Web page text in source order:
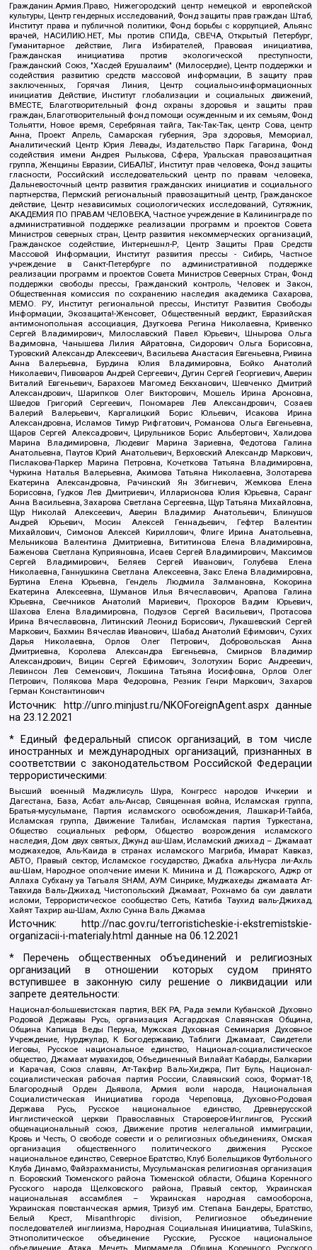
Гражданин.Армия.Право, Нижегородский центр немецкой и европейской
культуры, Центр гендерных исследований, Фонд защиты прав граждан Штаб,
Институт права и публичной политики, Фонд борьбы с коррупцией, Альянс
врачей, НАСИЛИЮ.НЕТ, Мы против СПИДа, СВЕЧА, Открытый Петербург,
Гуманитарное действие, Лига Избирателей, Правовая инициатива,
Гражданская инициатива против экологической преступности,
Гражданский Союз, "Хасдей Ерушалаим" (Милосердие), Центр поддержки и
содействия развитию средств массовой информации, В защиту прав
заключенных, Горячая Линия, Центр социально-информационных
инициатив Действие, Институт глобализации и социальных движений,
ВМЕСТЕ, Благотворительный фонд охраны здоровья и защиты прав
граждан, Благотворительный фонд помощи осужденным и их семьям, Фонд
Тольятти, Новое время, Серебряная тайга, Так-Так-Так, центр Сова, центр
Анна, Проект Апрель, Самарская губерния, Эра здоровья, Мемориал,
Аналитический Центр Юрия Левады, Издательство Парк Гагарина, Фонд
содействия имени Андрея Рылькова, Сфера, Уральская правозащитная
группа, Женщины Евразии, СИБАЛЬТ, Институт прав человека, Фонд защиты
гласности, Российский исследовательский центр по правам человека,
Дальневосточный центр развития гражданских инициатив и социального
партнерства, Пермский региональный правозащитный центр, Гражданское
действие, Центр независимых социологических исследований, Сутяжник,
АКАДЕМИЯ ПО ПРАВАМ ЧЕЛОВЕКА, Частное учреждение в Калининграде по
административной поддержке реализации программ и проектов Совета
Министров северных стран, Центр развития некоммерческих организаций,
Гражданское содействие, Интернешнл-Р, Центр Защиты Прав Средств
Массовой Информации, Институт развития прессы - Сибирь, Частное
учреждение в Санкт-Петербурге по административной поддержке
реализации программ и проектов Совета Министров Северных Стран, Фонд
поддержки свободы прессы, Гражданский контроль, Человек и Закон,
Общественная комиссия по сохранению наследия академика Сахарова,
МЕМО. РУ, Институт региональной прессы, Институт Развития Свободы
Информации, Экозащита!-Женсовет, Общественный вердикт, Евразийская
антимонопольная ассоциация, Дзугкоева Регина Николаевна, Кривенко
Сергей Владимирович, Милославский Павел Юрьевич, Шнырова Ольга
Вадимовна, Чанышева Лилия Айратовна, Сидорович Ольга Борисовна,
Туровский Александр Алексеевич, Васильева Анастасия Евгеньевна, Ривина
Анна Валерьевна, Бурдина Юлия Владимировна, Бойко Анатолий
Николаевич, Пивоваров Андрей Сергеевич, Дугин Сергей Георгиевич, Аверин
Виталий Евгеньевич, Барахоев Магомед Бекханович, Шевченко Дмитрий
Александрович, Шарипков Олег Викторович, Мошель Ирина Ароновна,
Шведов Григорий Сергеевич, Пономарев Лев Александрович, Созаев
Валерий Валерьевич, Каргалицкий Борис Юльевич, Исакова Ирина
Александровна, Исламов Тимур Рифгатович, Романова Ольга Евгеньевна,
Щаров Сергей Алексадрович, Цирульников Борис Альбертович, Халидова
Марина Владимировна, Людевиг Марина Зариевна, Федотова Галина
Анатольевна, Паутов Юрий Анатольевич, Верховский Александр Маркович,
Пислакова-Паркер Марина Петровна, Кочеткова Татьяна Владимировна,
Чуркина Наталья Валерьевна, Акимова Татьяна Николаевна, Золотарева
Екатерина Александровна, Рачинский Ян Збигневич, Жемкова Елена
Борисовна, Гудков Лев Дмитриевич, Илларионова Юлия Юрьевна, Саранг
Анна Васильевна, Захарова Светлана Сергеевна, Щур Татьяна Михайловна,
Щур Николай Алексеевич, Аверин Владимир Анатольевич, Блинушов
Андрей Юрьевич, Мосин Алексей Геннадьевич, Гефтер Валентин
Михайлович, Симонов Алексей Кириллович, Флиге Ирина Анатольевна,
Мельникова Валентина Дмитриевна, Вититинова Елена Владимировна,
Баженова Светлана Куприяновна, Исаев Сергей Владимирович, Максимов
Сергей Владимирович, Беляев Сергей Иванович, Голубева Елена
Николаевна, Ганнушкина Светлана Алексеевна, Закс Елена Владимировна,
Буртина Елена Юрьевна, Гендель Людмила Залмановна, Кокорина
Екатерина Алексеевна, Шуманов Илья Вячеславович, Арапова Галина
Юрьевна, Свечников Анатолий Мариевич, Прохоров Вадим Юрьевич,
Шахова Елена Владимировна, Подузов Сергей Васильевич, Протасова
Ирина Вячеславовна, Литинский Леонид Борисович, Лукашевский Сергей
Маркович, Бахмин Вячеслав Иванович, Шабад Анатолий Ефимович, Сухих
Дарья Николаевна, Орлов Олег Петрович, Добровольская Анна
Дмитриевна, Королева Александра Евгеньевна, Смирнов Владимир
Александрович, Вицин Сергей Ефимович, Золотухин Борис Андреевич,
Левинсон Лев Семенович, Локшина Татьяна Иосифовна, Орлов Олег
Петрович, Полякова Мара Федоровна, Резник Генри Маркович, Захаров
Герман Константинович
Источник: http://unro.minjust.ru/NKOForeignAgent.aspxданные
на23.12.2021
* Единый федеральный список организаций, в том числе
иностранных и международных организаций, признанных в
соответствии с законодательством Российской Федерации
террористическими:
Высший военный Маджлисуль Шура, Конгресс народов Ичкерии и
Дагестана, База, Асбат аль-Ансар, Священная война, Исламская группа,
Братья-мусульмане, Партия исламского освобождения, Лашкар-И-Тайба,
Исламская группа, Движение Талибан, Исламская партия Туркестана,
Общество социальных реформ, Общество возрождения исламского
наследия, Дом двух святых, Джунд аш-Шам, Исламский джихад – Джамаат
моджахедов, Аль-Каида в странах исламского Магриба, Имарат Кавказ,
АБТО, Правый сектор, Исламское государство, Джабха аль-Нусра ли-Ахль
аш-Шам, Народное ополчение имени К. Минина и Д. Пожарского, Аджр от
Аллаха Субхану уа Тагьаля SHAM, АУМ Синрике, Муджахеды джамаата Ат-
Тавхида Валь-Джихад, Чистопольский Джамаат, Рохнамо ба суи давлати
исломи, Террористическое сообщество Сеть, Катиба Таухид валь-Джихад,
Хайят Тахрир аш-Шам, Ахлю Сунна Валь Джамаа
Источник:
http://nac.gov.ru/terroristicheskie-i-ekstremistskie-
organizacii-i-materialy.html данные на06.12.2021
* Перечень общественных объединений и религиозных
организаций в отношении которых судом принято
вступившее в законную силу решение о ликвидации или
запрете деятельности:
Национал-большевистская партия, ВЕК РА, Рада земли Кубанской Духовно
Родовой Державы Русь, организация Асгардская Славянская Община,
Община Капища Веды Перуна, Мужская Духовная Семинария Духовное
Учреждение, Нурджулар, К Богодержавию, Таблиги Джамаат, Свидетели
Иеговы, Русское национальное единство, Национал-социалистическое
общество, Джамаат мувахидов, Объединенный Вилайат Кабарды, Балкарии
и Карачая, Союз славян, Ат-Такфир Валь-Хиджра, Пит Буль, Национал-
социалистическая рабочая партия России, Славянский союз, Формат-18,
Благородный Орден Дьявола, Армия воли народа, Национальная
Социалистическая Инициатива города Череповца, Духовно-Родовая
Держава Русь, Русское национальное единство, Древнерусской
Инглистической церкви Православных Староверов-Инглингов, Русский
общенациональный союз, Движение против нелегальной иммиграции,
Кровь и Честь, О свободе совести и о религиозных объединениях, Омская
организация общественного политического движения Русское
национальное единство, Северное Братство, Клуб Болельщиков Футбольного
Клуба Динамо, Файзрахманисты, Мусульманская религиозная организация
п. Боровский Тюменского района Тюменской области, Община Коренного
Русского народа Щелковского района, Правый сектор, Украинская
национальная ассамблея – Украинская народная самооборона,
Украинская повстанческая армия, Тризуб им. Степана Бандеры, Братство,
Белый Крест, Misanthropic division, Религиозное объединение
последователей инглиизма, Народная Социальная Инициатива, TulaSkins,
Этнополитическое объединение Русские, Русское национальное